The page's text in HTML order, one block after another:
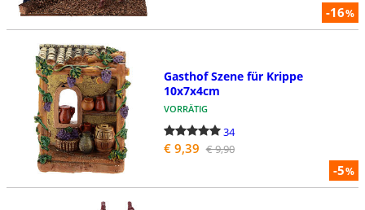
-16%
-5%
Gasthof Szene für Krippe
10x7x4cm
VORRÄTIG
34
€ 9,39 € 9,90